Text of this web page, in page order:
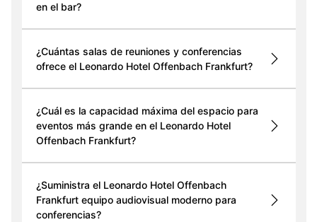
en el bar?
¿Cuántas salas de reuniones y conferencias
ofrece el Leonardo Hotel Offenbach Frankfurt?
¿Cuál es la capacidad máxima del espacio para
eventos más grande en el Leonardo Hotel
Offenbach Frankfurt?
¿Suministra el Leonardo Hotel Offenbach
Frankfurt equipo audiovisual moderno para
conferencias?